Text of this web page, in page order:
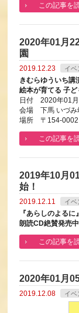
この記事を
2020年01月
園
2019.12.23 イベ
きむらゆういち講
絵本が育てる 子ど
日付 2020年01月
会場 下馬 いづみ
場所 〒154-0002
この記事を
2019年10月
始！
2019.12.11 イベ
『あらしのよるに』
朗読CD絶賛発売中
この記事を
2020年01月
2019.12.08 イベ